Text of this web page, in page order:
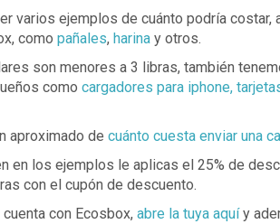
varios ejemplos de cuánto podría
como pañales, harina y otros.
son menores a 3 libras, también
como cargadores para iphone,
aproximado de cuánto cuesta enviar una
en los ejemplos le aplicas el 25% de
con el cupón de descuento.
con Ecosbox, abre la tuya aquíy